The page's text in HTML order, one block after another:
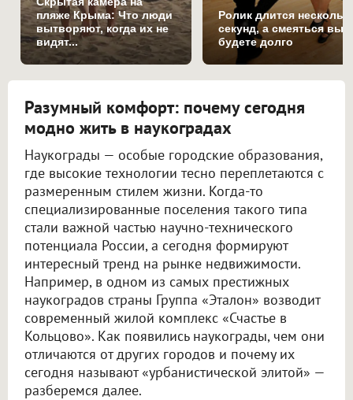
пляже Крыма: Что люди
вытворяют, когда их не
видят...
Ролик длится
секунд, а смеяться вы
будете долго
Разумный комфорт: почему сегодня
модно жить в наукоградах
Наукограды — особые городские образования,
где высокие технологии тесно переплетаются с
размеренным стилем жизни. Когда-то
специализированные поселения такого типа
стали важной частью научно-технического
потенциала России, а сегодня формируют
интересный тренд на рынке недвижимости.
Например, в одном из самых престижных
наукоградов страны Группа «Эталон» возводит
современный жилой комплекс «Счастье в
Кольцово». Как появились наукограды, чем они
отличаются от других городов и почему их
сегодня называют «урбанистической элитой» —
разберемся далее.